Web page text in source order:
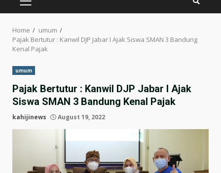
PRIMARY
MENU
Home
umum
Pajak Bertutur : Kanwil DJP Jabar I Ajak Siswa SMAN 3 Bandung
Kenal Pajak
umum
Pajak Bertutur : Kanwil DJP Jabar I Ajak
Siswa SMAN 3 Bandung Kenal Pajak
kahijinews August 19, 2022